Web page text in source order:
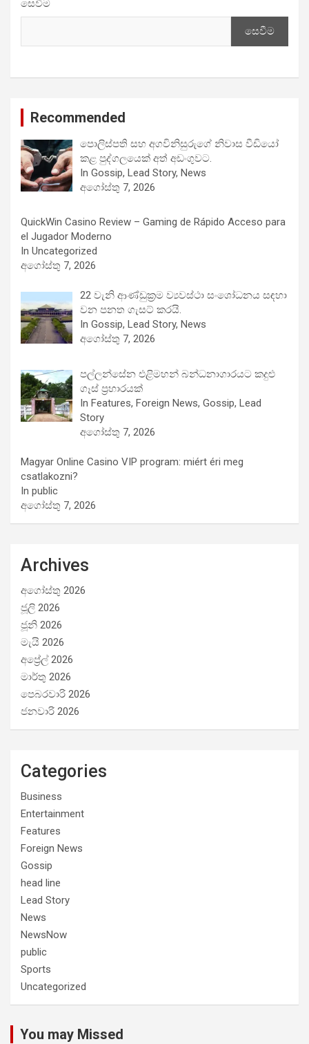
සෙවීම
සෙවීම
Recommended
පොලිස්පති සහ අගවිනිසුරුගේ නිවාස වීඩියෝ
කළ පුද්ගලයෙක් අත් අඩංගුවට.
In Gossip, Lead Story, News
අගෝස්තු 7, 2026
QuickWin Casino Review – Gaming de Rápido Acceso para
el Jugador Moderno
In Uncategorized
අගෝස්තු 7, 2026
22 වැනි ආණ්ඩුක්‍රම ව්‍යවස්ථා සංශෝධනය සඳහා
වන පනත ගැසට් කරයි.
In Gossip, Lead Story, News
අගෝස්තු 7, 2026
පල්ලන්සේන එළිමහන් බන්ධනාගාරයට කදුළු
ගෑස් ප්‍රහාරයක්
In Features, Foreign News, Gossip, Lead
Story
අගෝස්තු 7, 2026
Magyar Online Casino VIP program: miért éri meg
csatlakozni?
In public
අගෝස්තු 7, 2026
Archives
අගෝස්තු 2026
ජූලි 2026
ජූනි 2026
මැයි 2026
අප්‍රේල් 2026
මාර්තු 2026
පෙබරවාරි 2026
ජනවාරි 2026
Categories
Business
Entertainment
Features
Foreign News
Gossip
head line
Lead Story
News
NewsNow
public
Sports
Uncategorized
You may Missed